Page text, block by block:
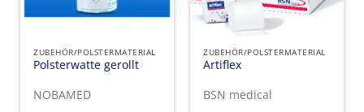
ZUBEHÖR/POLSTERMATERIAL
Polsterwatte gerollt
NOBAMED
ZUBEHÖR/POLSTERMATERIAL
Artiflex
BSN medical